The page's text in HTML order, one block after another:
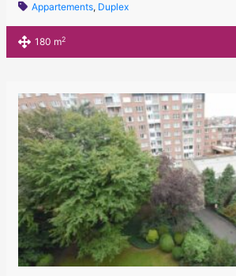
Appartements, Duplex
180 m2